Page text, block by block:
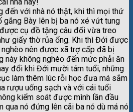
với nhà nó thật, khi thì mọi thứ
gắng Bày lên bị ba nó xé vứt tung
cụ đồ tặng câu đối vừa treo
giấy thờ rủa ổng. Khi thì Đới được
nên được xã trợ cấp đã bị
này không nghèo đến mức phải ăn
đổi khi Đới mười tám tuổi, những
làm thêm lúc rỗi học đưa má sắm
rượu uống sạch và với cái tuổi
kiểm soát được mình lần đầu
qua nó đứng lên cãi ba nó dù má nó